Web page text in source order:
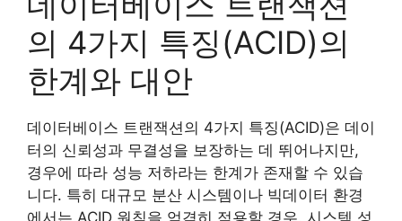
의 4가지 특징(ACID)의
한계와 대안
데이터베이스 트랜잭션의 4가지 특징(ACID)은 데이
터의 신뢰성과 무결성을 보장하는 데 뛰어나지만,
경우에 따라 성능 저하라는 한계가 존재할 수 있습
니다. 특히 대규모 분산 시스템이나 빅데이터 환경
에서는 ACID 원칙을 엄격히 적용할 경우, 시스템 성